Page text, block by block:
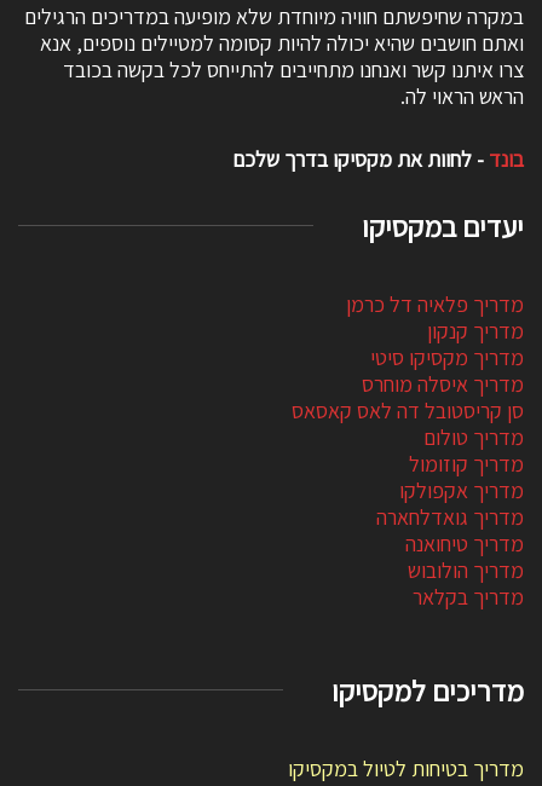
במקרה שחיפשתם חוויה מיוחדת שלא מופיעה במדריכים הרגילים
ואתם חושבים שהיא יכולה להיות קסומה למטיילים נוספים, אנא
צרו איתנו קשר ואנחנו מתחייבים להתייחס לכל בקשה בכובד
הראש הראוי לה.
בונד - לחוות את מקסיקו בדרך שלכם
יעדים במקסיקו
מדריך פלאיה דל כרמן
מדריך קנקון
מדריך מקסיקו סיטי
מדריך איסלה מוחרס
סן קריסטובל דה לאס קאסאס
מדריך טולום
מדריך קוזומול
מדריך אקפולקו
מדריך גואדלחארה
מדריך טיחואנה
מדריך הולובוש
מדריך בקלאר
מדריכים למקסיקו
מדריך בטיחות לטיול במקסיקו